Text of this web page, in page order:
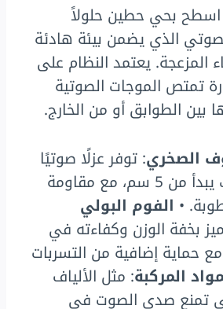
بحي حطين حلولاً
الذي يضمن بيئة هادئة
المزعجة. يعتمد النظام على
تمتص الموجات الصوتية
بين الطوابق أو من الخارج.
الصخري: توفر عزلًا صوتيًا
فعالاً بسمك يبدأ من 5 سم، مع مقاومة
• الفوم البولي
بخفة الوزن وكفاءته في
حماية إضافية من التسربات
المركبة: مثل الألياف
تمنع صدى الصوت في